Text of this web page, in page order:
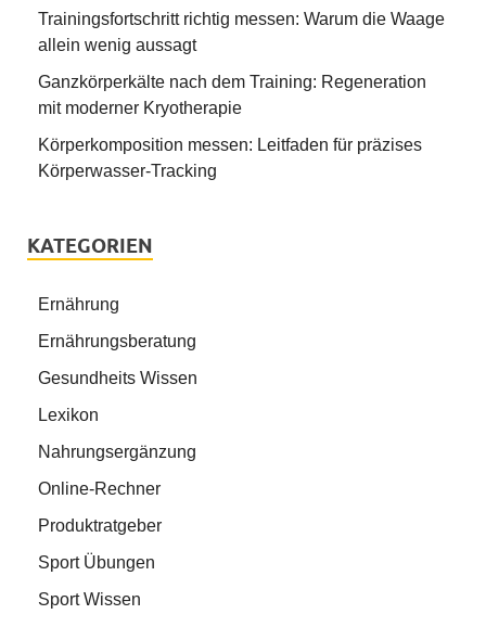
Trainingsfortschritt richtig messen: Warum die Waage
allein wenig aussagt
Ganzkörperkälte nach dem Training: Regeneration
mit moderner Kryotherapie
Körperkomposition messen: Leitfaden für präzises
Körperwasser-Tracking
KATEGORIEN
Ernährung
Ernährungsberatung
Gesundheits Wissen
Lexikon
Nahrungsergänzung
Online-Rechner
Produktratgeber
Sport Übungen
Sport Wissen